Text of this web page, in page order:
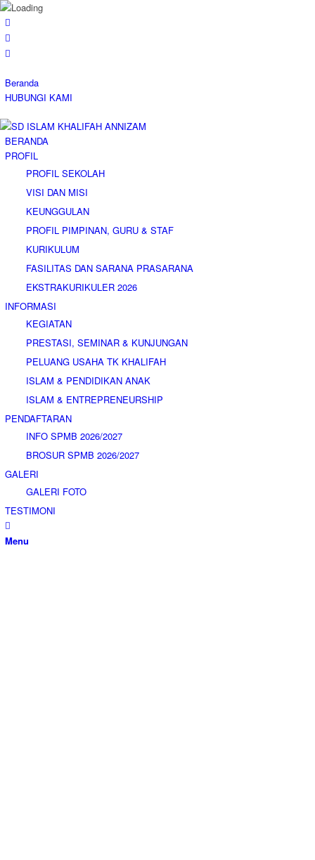
Beranda
HUBUNGI KAMI
BERANDA
PROFIL
PROFIL SEKOLAH
VISI DAN MISI
KEUNGGULAN
PROFIL PIMPINAN, GURU & STAF
KURIKULUM
FASILITAS DAN SARANA PRASARANA
EKSTRAKURIKULER 2026
INFORMASI
KEGIATAN
PRESTASI, SEMINAR & KUNJUNGAN
PELUANG USAHA TK KHALIFAH
ISLAM & PENDIDIKAN ANAK
ISLAM & ENTREPRENEURSHIP
PENDAFTARAN
INFO SPMB 2026/2027
BROSUR SPMB 2026/2027
GALERI
GALERI FOTO
TESTIMONI
Menu